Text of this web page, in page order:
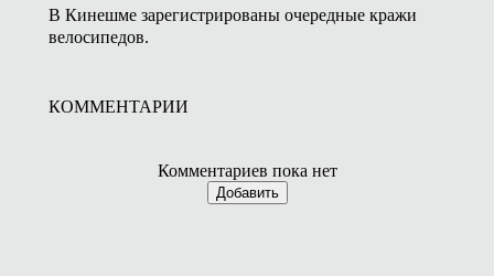
В Кинешме зарегистрированы очередные кражи
велосипедов.
КОММЕНТАРИИ
Комментариев пока нет
Добавить